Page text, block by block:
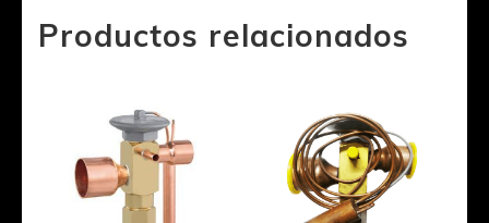
Productos relacionados